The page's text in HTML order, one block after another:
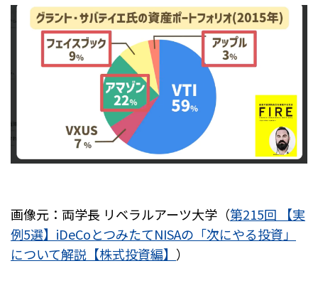
画像元：両学長 リベラルアーツ大学（第215回 【実
例5選】iDeCoとつみたてNISAの「次にやる投資」
について解説【株式投資編】 ）